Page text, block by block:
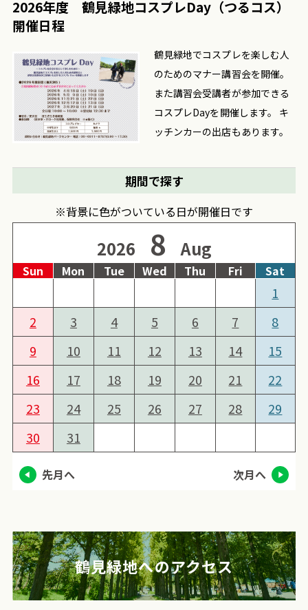
鶴見緑地でコスプレを楽しむ人
のためのマナー講習会を開催。
また講習会受講者が参加できる
コスプレDayを開催します。 キ
ッチンカーの出店もあります。
2026年度 鶴見緑地コスプレDay（つるコス）
開催日程
期間で探す
※背景に色がついている日が開催日です
2026 8 Aug
Sun Mon Tue Wed Thu Fri Sat
1
2
3 4 5 6 7
8
9
10 11 12 13 14
15
16
17 18 19 20 21
22
23
24 25 26 27 28
29
30
31
先月へ 次月へ
鶴見緑地へのアクセス